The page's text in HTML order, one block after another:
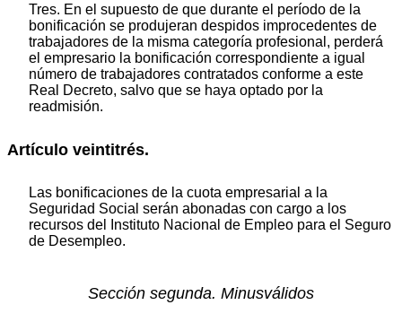
Tres. En el supuesto de que durante el período de la
bonificación se produjeran despidos improcedentes de
trabajadores de la misma categoría profesional, perderá
el empresario la bonificación correspondiente a igual
número de trabajadores contratados conforme a este
Real Decreto, salvo que se haya optado por la
readmisión.
Artículo veintitrés.
Las bonificaciones de la cuota empresarial a la
Seguridad Social serán abonadas con cargo a los
recursos del Instituto Nacional de Empleo para el Seguro
de Desempleo.
Sección segunda. Minusválidos